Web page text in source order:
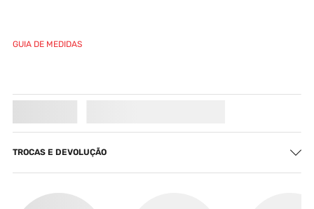
GUIA DE MEDIDAS
TROCAS E DEVOLUÇÃO